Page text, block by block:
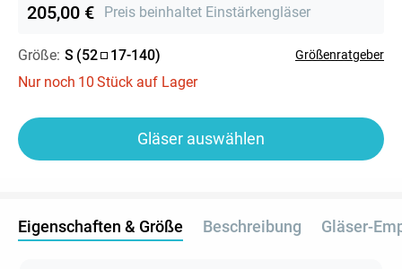
205,00 € Preis beinhaltet Einstärkengläser
Größe: S (52 17-140) Größenratgeber
Nur noch 10 Stück auf Lager
Gläser auswählen
Eigenschaften & Größe Beschreibung Gläser-